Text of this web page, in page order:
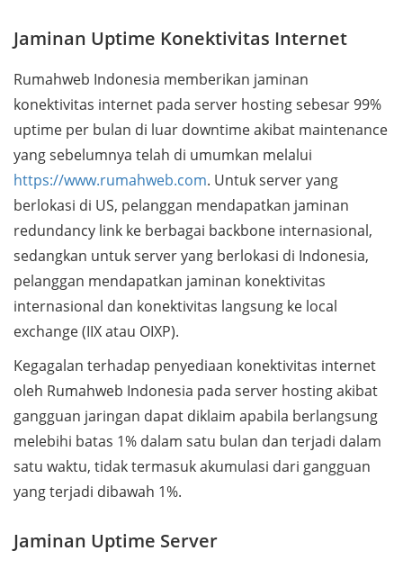
Jaminan Uptime Konektivitas Internet
Rumahweb Indonesia memberikan jaminan
konektivitas internet pada server hosting sebesar 99%
uptime per bulan di luar downtime akibat maintenance
yang sebelumnya telah di umumkan melalui
https://www.rumahweb.com. Untuk server yang
berlokasi di US, pelanggan mendapatkan jaminan
redundancy link ke berbagai backbone internasional,
sedangkan untuk server yang berlokasi di Indonesia,
pelanggan mendapatkan jaminan konektivitas
internasional dan konektivitas langsung ke local
exchange (IIX atau OIXP).
Kegagalan terhadap penyediaan konektivitas internet
oleh Rumahweb Indonesia pada server hosting akibat
gangguan jaringan dapat diklaim apabila berlangsung
melebihi batas 1% dalam satu bulan dan terjadi dalam
satu waktu, tidak termasuk akumulasi dari gangguan
yang terjadi dibawah 1%.
Jaminan Uptime Server